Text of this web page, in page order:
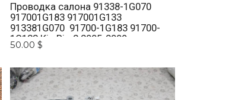
Проводка салона 91338-1G070
917001G183 917001G133
913381G070 91700-1G183 91700-
1G133 Kia Rio 2 2005-2009
50.00 $